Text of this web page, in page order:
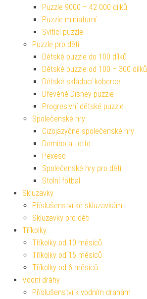
Puzzle 9000 – 42 000 dílků
Puzzle miniaturní
Svítící puzzle
Puzzle pro děti
Dětské puzzle do 100 dílků
Dětské puzzle od 100 – 300 dílků
Dětské skládací koberce
Dřevěné Disney puzzle
Progresivní dětské puzzle
Společenské hry
Cizojazyčné společenské hry
Domino a Lotto
Pexeso
Společenské hry pro děti
Stolní fotbal
Skluzavky
Příslušenství ke skluzavkám
Skluzavky pro děti
Tříkolky
Tříkolky od 10 měsíců
Tříkolky od 15 měsíců
Tříkolky od 6 měsíců
Vodní dráhy
Příslušenství k vodním drahám